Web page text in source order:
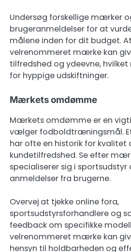
Undersøg forskellige mærker
brugeranmeldelser for at
målene inden for dit budget.
velrenommeret mærke kan
tilfredshed og ydeevne,
for hyppige udskiftninger.
Mærkets omdømme
Mærkets omdømme er en
vælger fodboldtræningsmål.
har ofte en historik for kvalitet
kundetilfredshed. Se efter
specialiserer sig i
anmeldelser fra brugerne.
Overvej at tjekke online fora,
sportsudstyrsforhandlere og
feedback om specifikke
velrenommeret mærke kan
hensyn til holdbarheden og